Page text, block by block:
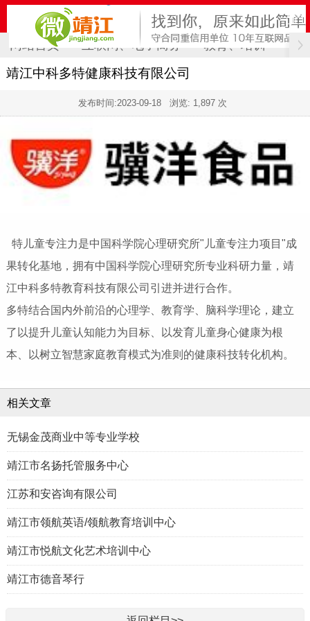
网站首页 互联网、电子商务 教育、培训 计
靖江中科多特健康科技有限公司
发布时间:2023-09-18 浏览: 1,897 次
特儿童专注力是中国科学院心理研究所"儿童专注力项目"成
果转化基地，拥有中国科学院心理研究所专业科研力量，靖
江中科多特教育科技有限公司引进并进行合作。
多特结合国内外前沿的心理学、教育学、脑科学理论，建立
了以提升儿童认知能力为目标、以发育儿童身心健康为根
本、以树立智慧家庭教育模式为准则的健康科技转化机构。
相关文章
无锡金茂商业中等专业学校
靖江市名扬托管服务中心
江苏和安咨询有限公司
靖江市领航英语/领航教育培训中心
靖江市悦航文化艺术培训中心
靖江市德音琴行